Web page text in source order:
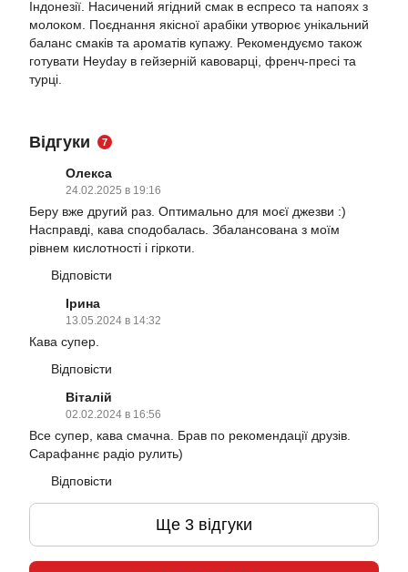
Індонезії. Насичений ягідний смак в еспресо та напоях з
молоком. Поєднання якісної арабіки утворює унікальний
баланс смаків та ароматів купажу. Рекомендуємо також
готувати Heyday в гейзерній кавоварці, френч-пресі та
турці.
Відгуки 7
Олекса
24.02.2025 в 19:16
Беру вже другий раз. Оптимально для моєї джезви :)
Насправді, кава сподобалась. Збалансована з моїм
рівнем кислотності і гіркоти.
Відповісти
Ірина
13.05.2024 в 14:32
Кава супер.
Відповісти
Віталій
02.02.2024 в 16:56
Все супер, кава смачна. Брав по рекомендації друзів.
Сарафаннє радіо рулить)
Відповісти
Ще 3 відгуки